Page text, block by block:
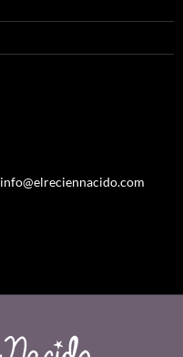
info@elreciennacido.com